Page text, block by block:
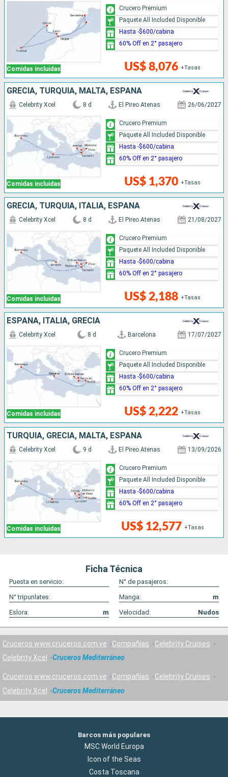
Comidas incluidas US$ 8,076 +Tasas
Crucero Premium
Paquete All Included Disponible
Hasta -$600/cabina
60% Off en 2° pasajero
GRECIA, TURQUÍA, MALTA, ESPAÑA
Comidas incluidas
Celebrity Xcel 8 d El Pireo Atenas 26/06/2027
US$ 1,370 +Tasas
Crucero Premium
Paquete All Included Disponible
Hasta -$600/cabina
60% Off en 2° pasajero
GRECIA, TURQUÍA, ITALIA, ESPAÑA
Comidas incluidas
Celebrity Xcel 8 d El Pireo Atenas 21/08/2027
US$ 2,188 +Tasas
Crucero Premium
Paquete All Included Disponible
Hasta -$600/cabina
60% Off en 2° pasajero
ESPAÑA, ITALIA, GRECIA
Comidas incluidas
Celebrity Xcel 8 d Barcelona 17/07/2027
US$ 2,222 +Tasas
Crucero Premium
Paquete All Included Disponible
Hasta -$600/cabina
60% Off en 2° pasajero
TURQUÍA, GRECIA, MALTA, ESPAÑA
Comidas incluidas
Celebrity Xcel 9 d El Pireo Atenas 13/09/2026
US$ 12,577 +Tasas
Crucero Premium
Paquete All Included Disponible
Hasta -$600/cabina
60% Off en 2° pasajero
Ficha Técnica
Puesta en servicio:
N° de pasajeros:
N° tripunlates:
Manga:
m
Eslora:
m Velocidad: Nudos
Cruceros www.cruceros.com.ve Compañías
Celebrity Cruises
Celebrity Xcel
Cruceros Mediterráneo
Cruceros www.cruceros.com.ve Compañías
Celebrity Cruises
Celebrity Xcel
Cruceros Mediterráneo
Barcos más populares
MSC World Europa
Icon of the Seas
Costa Toscana